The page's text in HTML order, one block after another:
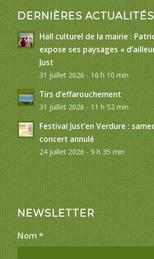
DERNIÈRES ACTUALITÉS
Hall culturel de la mairie :
expose ses paysages «
Just
31 juillet 2026 - 16 h 10 min
Tirs d’effarouchement
31 juillet 2026 - 11 h 52 min
Festival Just’en Verdure :
concert annulé
24 juillet 2026 - 9 h 35 min
NEWSLETTER
Nom *